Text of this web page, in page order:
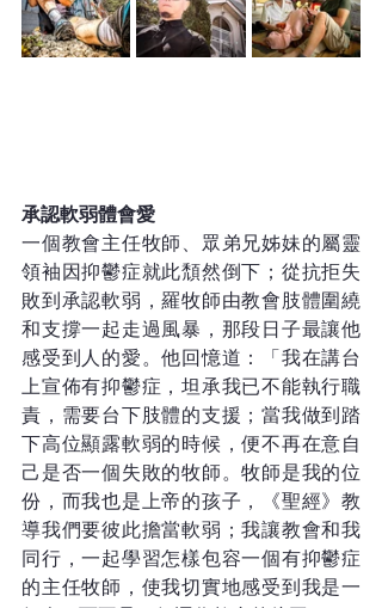
承認軟弱體會愛
一個教會主任牧師、眾弟兄姊妹的屬靈
領袖因抑鬱症就此頹然倒下；從抗拒失
敗到承認軟弱，羅牧師由教會肢體圍繞
和支撐一起走過風暴，那段日子最讓他
感受到人的愛。他回憶道：「我在講台
上宣佈有抑鬱症，坦承我已不能執行職
責，需要台下肢體的支援；當我做到踏
下高位顯露軟弱的時候，便不再在意自
己是否一個失敗的牧師。牧師是我的位
份，而我也是上帝的孩子，《聖經》教
導我們要彼此擔當軟弱；我讓教會和我
同行，一起學習怎樣包容一個有抑鬱症
的主任牧師，使我切實地感受到我是一